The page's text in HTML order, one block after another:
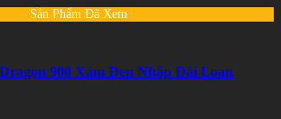
Sản Phẩm Đã Xem
900 Xám Đen Nhập Đài Loan